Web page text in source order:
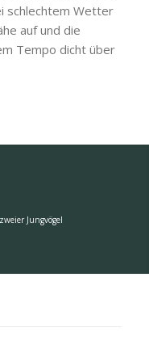
schlechtem Wetter
auf und die
Tempo dicht über
Jungvögel